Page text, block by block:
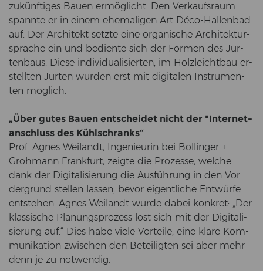
zu­künf­ti­ges Bauen er­mög­licht. Den Ver­kaufs­raum
spann­te er in einem ehe­ma­li­gen Art Déco-​Hallenbad
auf. Der Ar­chi­tekt setz­te eine or­ga­ni­sche Ar­chi­tek­tur­
spra­che ein und be­dien­te sich der For­men des Jur­
ten­baus. Diese in­di­vi­dua­li­sier­ten, im Holz­leicht­bau er­
stell­ten Jur­ten wur­den erst mit di­gi­ta­len In­stru­men­
ten mög­lich.
„Über gutes Bauen ent­schei­det nicht der "In­ter­net­
an­schluss des Kühl­schranks“
Prof. Agnes Wei­landt, In­ge­nieu­rin bei Bol­lin­ger +
Groh­mann Frank­furt, zeig­te die Pro­zes­se, wel­che
dank der Di­gi­ta­li­sie­rung die Aus­füh­rung in den Vor­
der­grund stel­len las­sen, bevor ei­gent­li­che Ent­wür­fe
ent­ste­hen. Agnes Wei­landt wurde dabei kon­kret: „Der
klas­si­sche Pla­nungs­pro­zess löst sich mit der Di­gi­ta­li­
sie­rung auf.“ Dies habe viele Vor­tei­le, eine klare Kom­
mu­ni­ka­ti­on zwi­schen den Be­tei­lig­ten sei aber mehr
denn je zu not­wen­dig.